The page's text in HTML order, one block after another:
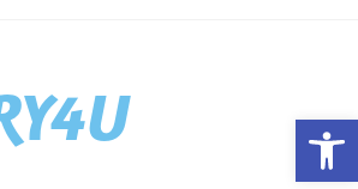
פתח סרגל נגישות